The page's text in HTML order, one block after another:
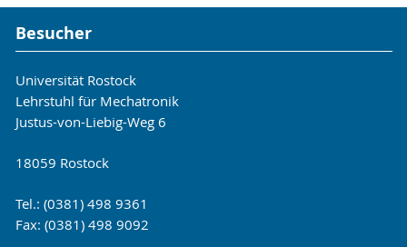
Besucher
Universität Rostock
Lehrstuhl für Mechatronik
Justus-von-Liebig-Weg 6
18059 Rostock
Tel.: (0381) 498 9361
Fax: (0381) 498 9092